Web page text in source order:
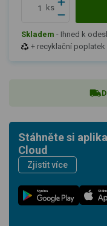
ks
+ recyklační poplatek
Skladem - Ihned k
Stáhněte si
Cloud
Zjistit více
Nyní na